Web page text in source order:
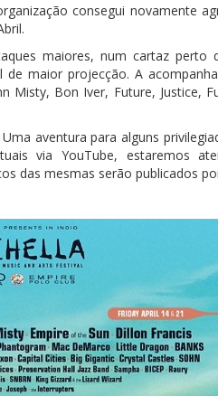
consegui novamente
maiores, num cartaz perto
de maior projecção. A
Misty, Bon Iver, Future, Justice,
aventura para alguns
via YouTube, estaremos
das mesmas serão publicados